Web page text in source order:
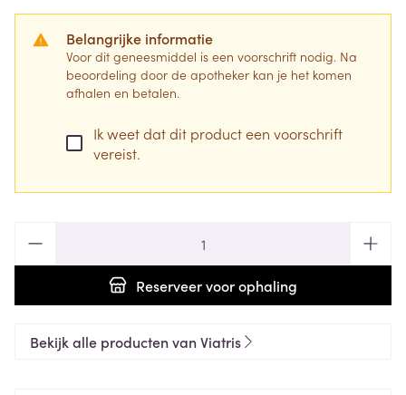
Belangrijke informatie
Voor dit geneesmiddel is een voorschrift nodig. Na
beoordeling door de apotheker kan je het komen
afhalen en betalen.
Ik weet dat dit product een voorschrift
vereist.
Reserveervoor ophaling
Bekijk alle producten van Viatris